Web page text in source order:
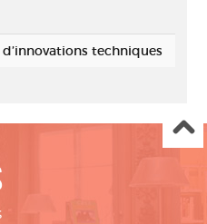
techniques